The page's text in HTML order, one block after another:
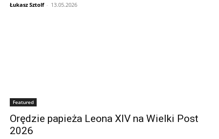
Łukasz Sztolf - 13.05.2026
Featured
Orędzie papieża Leona XIV na Wielki Post
2026